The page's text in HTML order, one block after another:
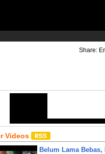
Share:
Videos
Belum Lama Bebas,